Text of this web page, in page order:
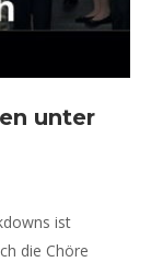
unter
ist
die Chöre